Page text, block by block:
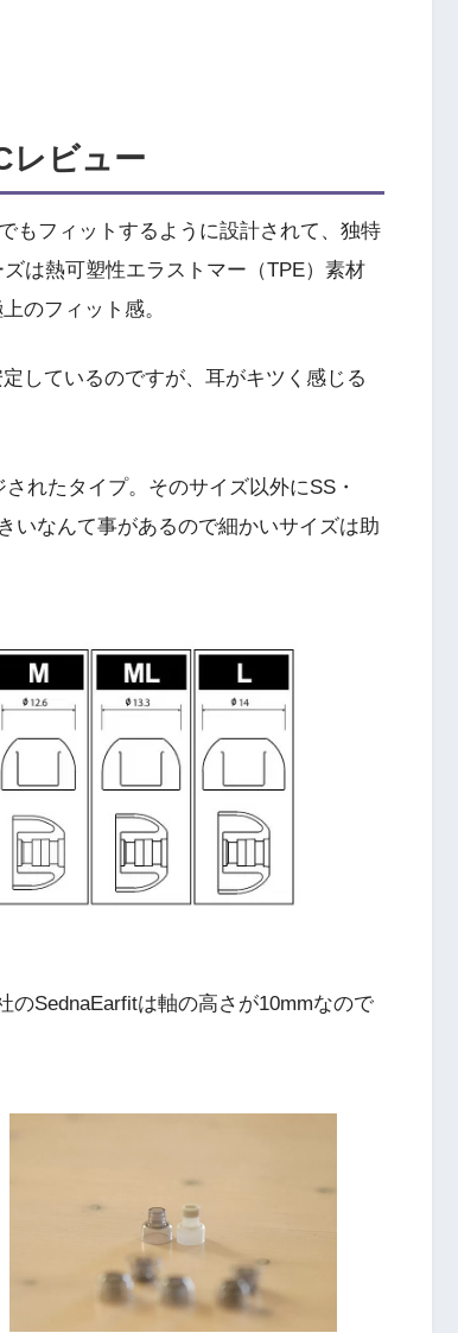
ビュー
もフィットするように設計されて、独特
は熱可塑性エラストマー（TPE）素材
のフィット感。
しているのですが、耳がキツく感じる
れたタイプ。そのサイズ以外にSS・
いなんて事があるので細かいサイズは助
のSednaEarfitは軸の高さが10mmなので